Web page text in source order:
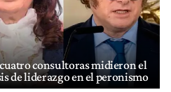
consultoras midieron el
de liderazgo en el peronismo